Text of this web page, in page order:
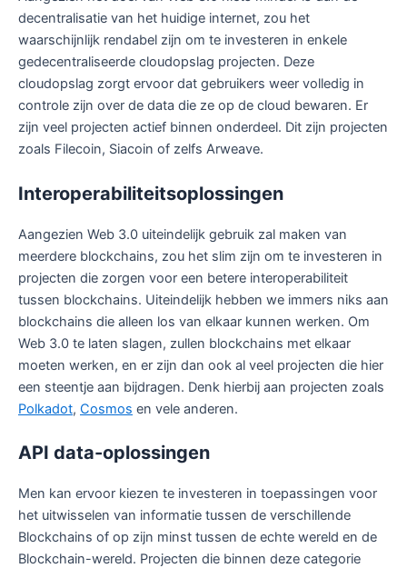
decentralisatie van het huidige internet, zou het
waarschijnlijk rendabel zijn om te investeren in enkele
gedecentraliseerde cloudopslag projecten. Deze
cloudopslag zorgt ervoor dat gebruikers weer volledig in
controle zijn over de data die ze op de cloud bewaren. Er
zijn veel projecten actief binnen onderdeel. Dit zijn projecten
zoals Filecoin, Siacoin of zelfs Arweave.
Interoperabiliteitsoplossingen
Aangezien Web 3.0 uiteindelijk gebruik zal maken van
meerdere blockchains, zou het slim zijn om te investeren in
projecten die zorgen voor een betere interoperabiliteit
tussen blockchains. Uiteindelijk hebben we immers niks aan
blockchains die alleen los van elkaar kunnen werken. Om
Web 3.0 te laten slagen, zullen blockchains met elkaar
moeten werken, en er zijn dan ook al veel projecten die hier
een steentje aan bijdragen. Denk hierbij aan projecten zoals
Polkadot, Cosmos en vele anderen.
API data-oplossingen
Men kan ervoor kiezen te investeren in toepassingen voor
het uitwisselen van informatie tussen de verschillende
Blockchains of op zijn minst tussen de echte wereld en de
Blockchain-wereld. Projecten die binnen deze categorie